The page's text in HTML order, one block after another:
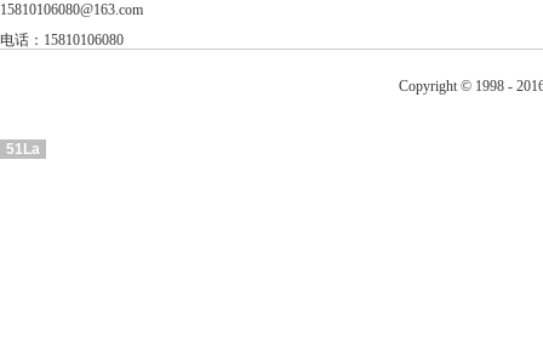
15810106080@163.com
电话：15810106080
Copyright © 1998 -
51La